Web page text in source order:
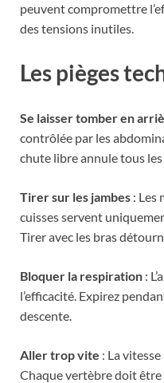
peuvent compromettre
des tensions inutiles.
Les pièges
Se laisser tomber en
contrôlée par les
chute libre annule tous les
Tirer sur les jambes : Les
cuisses servent
Tirer avec les bras
Bloquer la respiration :
l’efficacité. Expirez
descente.
Aller trop vite : La
Chaque vertèbre doit être